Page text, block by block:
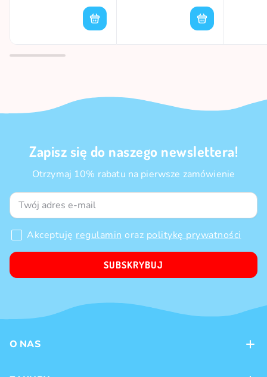
Zapisz się do naszego newslettera!
Otrzymaj 10% rabatu na pierwsze zamówienie
Akceptuję regulamin oraz politykę prywatności
SUBSKRYBUJ
O NAS